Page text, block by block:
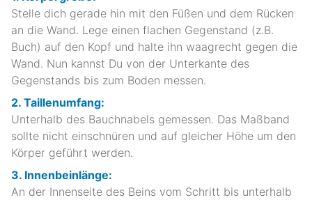
Stelle dich gerade hin mit den Füßen und dem Rücken
an die Wand. Lege einen flachen Gegenstand (z.B.
Buch) auf den Kopf und halte ihn waagrecht gegen die
Wand. Nun kannst Du von der Unterkante des
Gegenstands bis zum Boden messen.
2. Taillenumfang:
Unterhalb des Bauchnabels gemessen. Das Maßband
sollte nicht einschnüren und auf gleicher Höhe um den
Körper geführt werden.
3. Innenbeinlänge:
An der Innenseite des Beins vom Schritt bis unterhalb